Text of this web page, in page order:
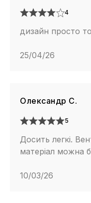
4
дизайн просто
25/04/26
Олександр С.
5
Досить легкі.
матеріал можна
10/03/26